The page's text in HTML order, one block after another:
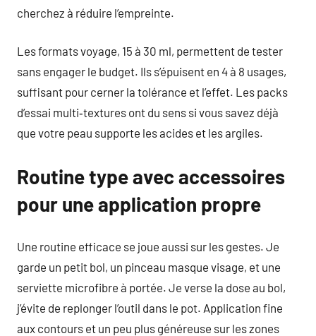
cherchez à réduire l’empreinte.
Les formats voyage, 15 à 30 ml, permettent de tester
sans engager le budget. Ils s’épuisent en 4 à 8 usages,
suffisant pour cerner la tolérance et l’effet. Les packs
d’essai multi‑textures ont du sens si vous savez déjà
que votre peau supporte les acides et les argiles.
Routine type avec accessoires
pour une application propre
Une routine efficace se joue aussi sur les gestes. Je
garde un petit bol, un pinceau masque visage, et une
serviette microfibre à portée. Je verse la dose au bol,
j’évite de replonger l’outil dans le pot. Application fine
aux contours et un peu plus généreuse sur les zones